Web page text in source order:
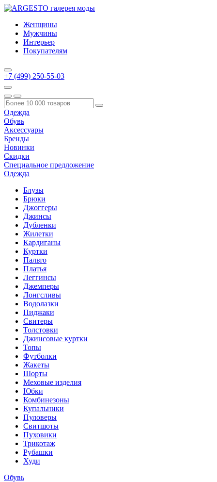
Женщины
Мужчины
Интерьер
Покупателям
+7 (499) 250-55-03
Одежда
Обувь
Аксессуары
Бренды
Новинки
Скидки
Специальное предложение
Одежда
Блузы
Брюки
Джоггеры
Джинсы
Дубленки
Жилетки
Кардиганы
Куртки
Пальто
Платья
Леггинсы
Джемперы
Лонгсливы
Водолазки
Пиджаки
Свитеры
Толстовки
Джинсовые куртки
Топы
Футболки
Жакеты
Шорты
Меховые изделия
Юбки
Комбинезоны
Купальники
Пуловеры
Свитшоты
Пуховики
Трикотаж
Рубашки
Худи
Обувь